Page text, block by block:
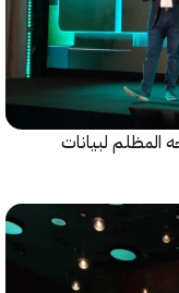
لبيانات